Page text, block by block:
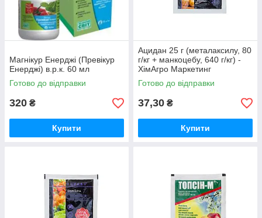
Магнікур Енерджі (Превікур
Енерджі) в.р.к. 60 мл
Готово до відправки
320 ₴
Купити
Ацидан 25 г (металаксилу, 80
г/кг + манкоцебу, 640 г/кг) -
ХімАгро Маркетинг
Готово до відправки
37,30 ₴
Купити